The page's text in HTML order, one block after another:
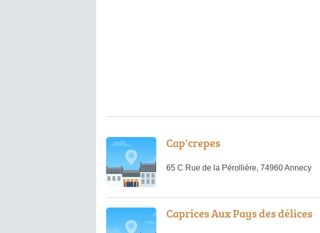
Cap'crepes
65 C Rue de la Pérollière, 74960 Annecy
Caprices Aux Pays des délices